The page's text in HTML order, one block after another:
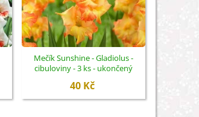
Mečík Sunshine - Gladiolus -
cibuloviny - 3 ks - ukončený
40 Kč